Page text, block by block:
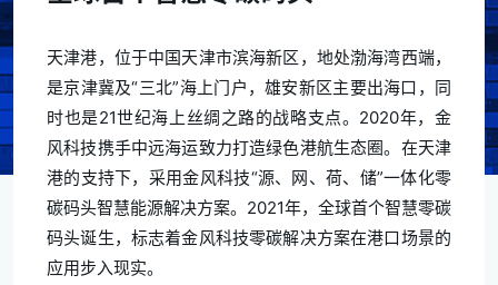
天津港，位于中国天津市滨海新区，地处渤海湾西端，
是京津冀及“三北”海上门户，雄安新区主要出海口，同
时也是21世纪海上丝绸之路的战略支点。2020年，金
风科技携手中远海运致力打造绿色港航生态圈。在天津
港的支持下，采用金风科技“源、网、荷、储”一体化零
碳码头智慧能源解决方案。2021年，全球首个智慧零碳
码头诞生，标志着金风科技零碳解决方案在港口场景的
应用步入现实。